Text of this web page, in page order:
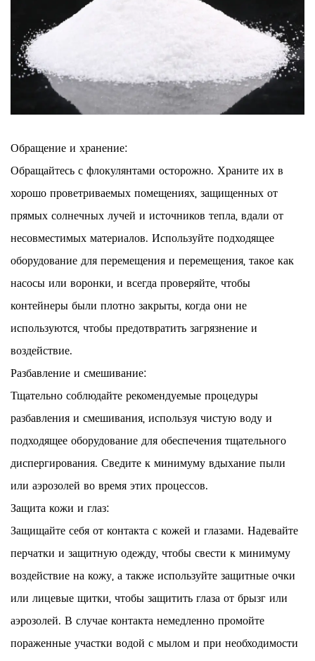
Обращение и хранение:
Обращайтесь с флокулянтами осторожно. Храните их в
хорошо проветриваемых помещениях, защищенных от
прямых солнечных лучей и источников тепла, вдали от
несовместимых материалов. Используйте подходящее
оборудование для перемещения и перемещения, такое как
насосы или воронки, и всегда проверяйте, чтобы
контейнеры были плотно закрыты, когда они не
используются, чтобы предотвратить загрязнение и
воздействие.
Разбавление и смешивание:
Тщательно соблюдайте рекомендуемые процедуры
разбавления и смешивания, используя чистую воду и
подходящее оборудование для обеспечения тщательного
диспергирования. Сведите к минимуму вдыхание пыли
или аэрозолей во время этих процессов.
Защита кожи и глаз:
Защищайте себя от контакта с кожей и глазами. Надевайте
перчатки и защитную одежду, чтобы свести к минимуму
воздействие на кожу, а также используйте защитные очки
или лицевые щитки, чтобы защитить глаза от брызг или
аэрозолей. В случае контакта немедленно промойте
пораженные участки водой с мылом и при необходимости